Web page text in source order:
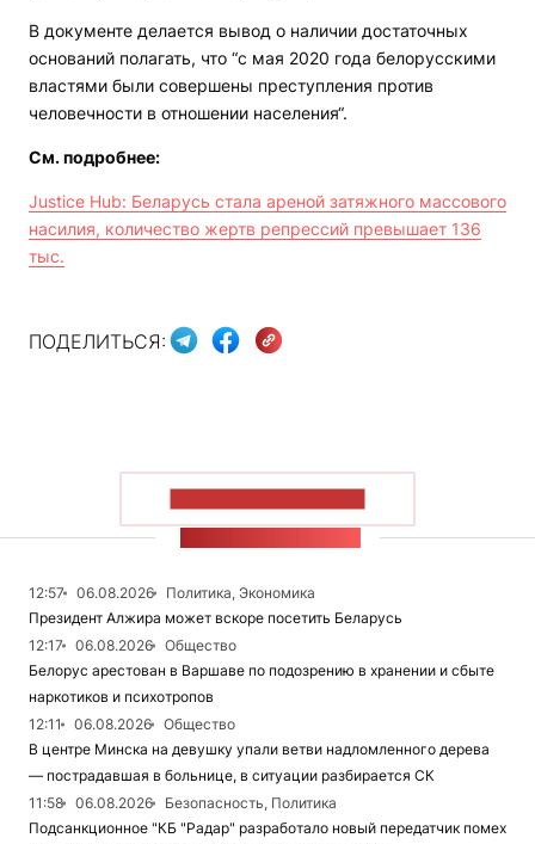
В документе делается вывод о наличии достаточных
оснований полагать, что “с мая 2020 года белорусскими
властями были совершены преступления против
человечности в отношении населения“.
См. подробнее:
Justice Hub: Беларусь стала ареной затяжного массового
насилия, количество жертв репрессий превышает 136
тыс.
ПОДЕЛИТЬСЯ:
12:57 06.08.2026
Политика, Экономика
Президент Алжира может вскоре посетить Беларусь
12:17
06.08.2026
Общество
Белорус арестован в Варшаве по подозрению в хранении и сбыте
наркотиков и психотропов
12:11
06.08.2026
Общество
В центре Минска на девушку упали ветви надломленного дерева
— пострадавшая в больнице, в ситуации разбирается СК
11:58
06.08.2026
Безопасность, Политика
Подсанкционное "КБ "Радар" разработало новый передатчик помех